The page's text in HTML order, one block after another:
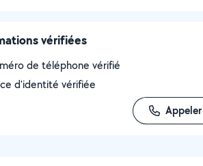
vérifiées
de téléphone vérifié
d'identité vérifiée
Appeler